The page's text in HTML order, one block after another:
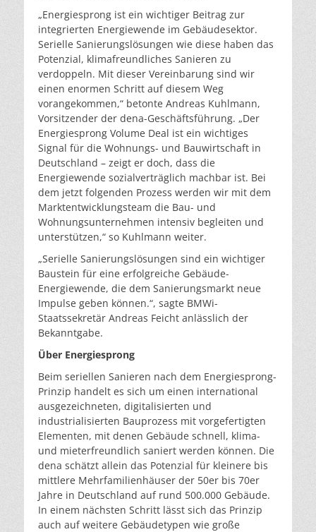
„Energiesprong ist ein wichtiger Beitrag zur
integrierten Energiewende im Gebäudesektor.
Serielle Sanierungslösungen wie diese haben das
Potenzial, klimafreundliches Sanieren zu
verdoppeln. Mit dieser Vereinbarung sind wir
einen enormen Schritt auf diesem Weg
vorangekommen,“ betonte Andreas Kuhlmann,
Vorsitzender der dena-Geschäftsführung. „Der
Energiesprong Volume Deal ist ein wichtiges
Signal für die Wohnungs- und Bauwirtschaft in
Deutschland – zeigt er doch, dass die
Energiewende sozialverträglich machbar ist. Bei
dem jetzt folgenden Prozess werden wir mit dem
Marktentwicklungsteam die Bau- und
Wohnungsunternehmen intensiv begleiten und
unterstützen,“ so Kuhlmann weiter.
„Serielle Sanierungslösungen sind ein wichtiger
Baustein für eine erfolgreiche Gebäude-
Energiewende, die dem Sanierungsmarkt neue
Impulse geben können.“, sagte BMWi-
Staatssekretär Andreas Feicht anlässlich der
Bekanntgabe.
Über Energiesprong
Beim seriellen Sanieren nach dem Energiesprong-
Prinzip handelt es sich um einen international
ausgezeichneten, digitalisierten und
industrialisierten Bauprozess mit vorgefertigten
Elementen, mit denen Gebäude schnell, klima-
und mieterfreundlich saniert werden können. Die
dena schätzt allein das Potenzial für kleinere bis
mittlere Mehrfamilienhäuser der 50er bis 70er
Jahre in Deutschland auf rund 500.000 Gebäude.
In einem nächsten Schritt lässt sich das Prinzip
auch auf weitere Gebäudetypen wie große